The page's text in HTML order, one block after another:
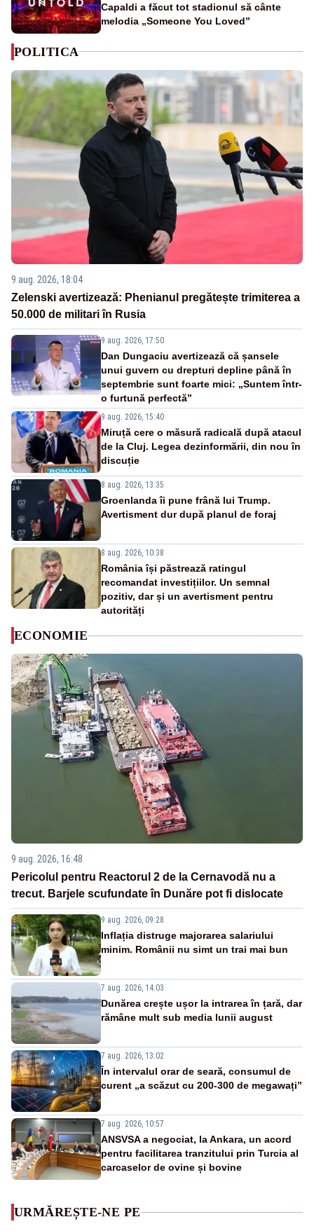
Capaldi a făcut tot stadionul să cânte
melodia „Someone You Loved”
POLITICA
9 aug. 2026, 18:04
Zelenski avertizează: Phenianul pregătește trimiterea a
50.000 de militari în Rusia
9 aug. 2026, 17:50
Dan Dungaciu avertizează că șansele
unui guvern cu drepturi depline până în
septembrie sunt foarte mici: „Suntem într-
o furtună perfectă”
9 aug. 2026, 15:40
Miruță cere o măsură radicală după atacul
de la Cluj. Legea dezinformării, din nou în
discuție
8 aug. 2026, 13:35
Groenlanda îi pune frână lui Trump.
Avertisment dur după planul de foraj
8 aug. 2026, 10:38
România își păstrează ratingul
recomandat investițiilor. Un semnal
pozitiv, dar și un avertisment pentru
autorități
ECONOMIE
9 aug. 2026, 16:48
Pericolul pentru Reactorul 2 de la Cernavodă nu a
trecut. Barjele scufundate în Dunăre pot fi dislocate
9 aug. 2026, 09:28
Inflația distruge majorarea salariului
minim. Românii nu simt un trai mai bun
7 aug. 2026, 14:03
Dunărea crește ușor la intrarea în țară, dar
rămâne mult sub media lunii august
7 aug. 2026, 13:02
În intervalul orar de seară, consumul de
curent „a scăzut cu 200-300 de megawați”
7 aug. 2026, 10:57
ANSVSA a negociat, la Ankara, un acord
pentru facilitarea tranzitului prin Turcia al
carcaselor de ovine și bovine
URMĂREȘTE-NE PE